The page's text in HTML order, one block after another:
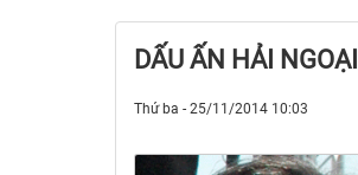
DẤU ẤN HẢI NGOẠI
Thứ ba - 25/11/2014 10:03